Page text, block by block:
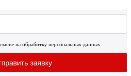
на обработку персональных данных.
заявку